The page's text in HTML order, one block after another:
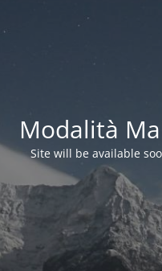
Modalità
Site will be available